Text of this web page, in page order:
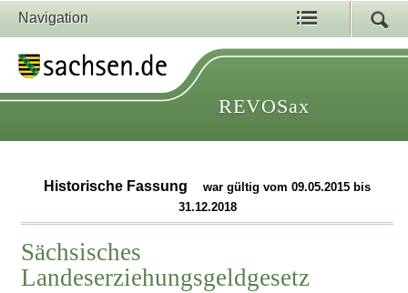
Navigation
REVOSax
Historische Fassung
war gültig vom 09.05.2015 bis
31.12.2018
Sächsisches
Landeserziehungsgeldgesetz